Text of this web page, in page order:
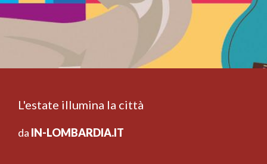
L'estate illumina la città
da IN-LOMBARDIA.IT